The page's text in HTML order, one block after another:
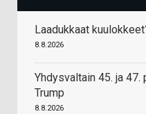
Laadukkaat
8.8.2026
Yhdysvaltain 45. ja
Trump
8.8.2026